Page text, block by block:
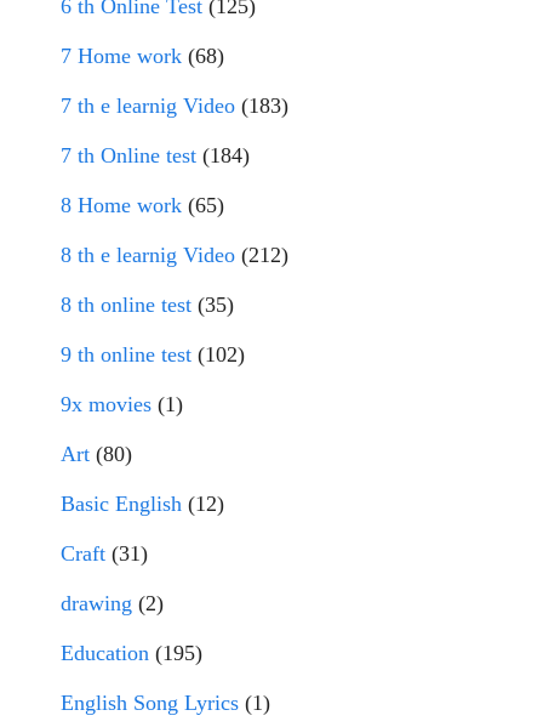
6 th Online Test (125)
7 Home work (68)
7 th e learnig Video (183)
7 th Online test (184)
8 Home work (65)
8 th e learnig Video (212)
8 th online test (35)
9 th online test (102)
9x movies (1)
Art (80)
Basic English (12)
Craft (31)
drawing (2)
Education (195)
English Song Lyrics (1)